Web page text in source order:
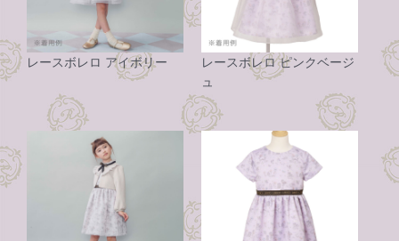
レースボレロ アイボリー
レースボレロ ピンクベージ
ュ